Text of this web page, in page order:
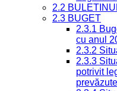
2.2
2.3 BUGET
2.3.1
cu anul
2.3.2
2.3.3
potrivit